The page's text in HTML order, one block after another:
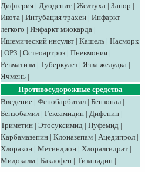
Дифтерия | Дуоденит | Желтуха | Запор |
Икота | Интубация трахеи | Инфаркт
легкого | Инфаркт миокарда |
Ишемический инсульт | Кашель | Насморк
| ОРЗ | Остеоартроз | Пневмония |
Ревматизм | Туберкулез | Язва желудка |
Ячмень |
Противосудорожные средства
Введение | Фенобарбитал | Бензонал |
Бензобамил | Гексамидин | Дифенин |
Триметин | Этосуксимид | Пуфемид |
Карбамазепин | Клоназепам | Ацедипрол |
Хлоракон | Метиндион | Хлоралгидрат |
Мидокалм | Баклофен | Тизанидин |